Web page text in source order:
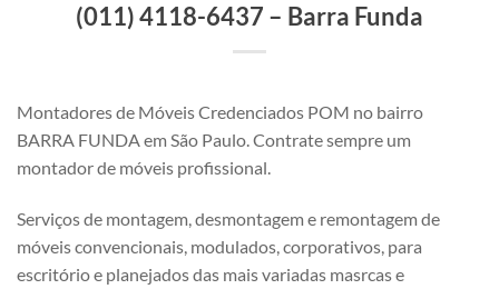
(011) 4118-6437 – Barra Funda
Montadores de Móveis Credenciados POM no bairro
BARRA FUNDA em São Paulo. Contrate sempre um
montador de móveis profissional.
Serviços de montagem, desmontagem e remontagem de
móveis convencionais, modulados, corporativos, para
escritório e planejados das mais variadas masrcas e